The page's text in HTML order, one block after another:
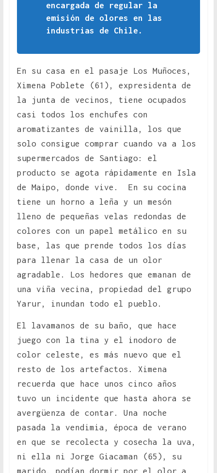
encargada de regular la
emisión de olores en las
industrias de Chile.
En su casa en el pasaje Los Muñoces,
Ximena Poblete (61), expresidenta de
la junta de vecinos, tiene ocupados
casi todos los enchufes con
aromatizantes de vainilla, los que
solo consigue comprar cuando va a los
supermercados de Santiago: el
producto se agota rápidamente en Isla
de Maipo, donde vive. En su cocina
tiene un horno a leña y un mesón
lleno de pequeñas velas redondas de
colores con un papel metálico en su
base, las que prende todos los días
para llenar la casa de un olor
agradable. Los hedores que emanan de
una viña vecina, propiedad del grupo
Yarur, inundan todo el pueblo.
El lavamanos de su baño, que hace
juego con la tina y el inodoro de
color celeste, es más nuevo que el
resto de los artefactos. Ximena
recuerda que hace unos cinco años
tuvo un incidente que hasta ahora se
avergüenza de contar. Una noche
pasada la vendimia, época de verano
en que se recolecta y cosecha la uva,
ni ella ni Jorge Giacaman (65), su